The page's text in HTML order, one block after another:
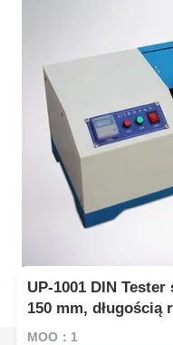
UP-1001 DIN
150 mm,
obrotową 40 rpm
MOQ：1